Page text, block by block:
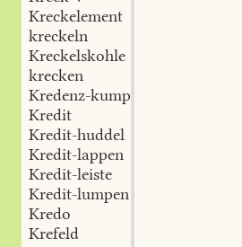
Kreckelement
kreckeln
Kreckelskohle
krecken
Kredenz-kump
Kredit
Kredit-huddel
Kredit-lappen
Kredit-leiste
Kredit-lumpen
Kredo
Krefeld